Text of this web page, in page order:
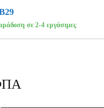
σε 2-4 εργάσιμες